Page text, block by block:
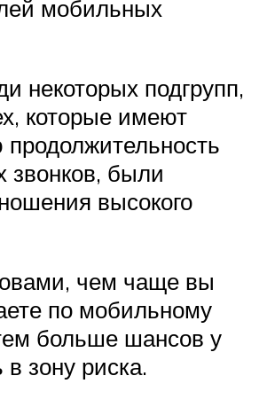
мобильных
некоторых подгрупп,
которые имеют
звонков, были
высокого
чем чаще вы
по мобильному
больше шансов у
в зону риска.